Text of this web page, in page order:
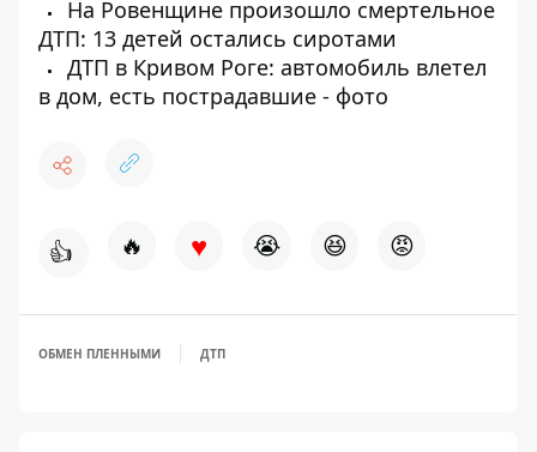
На Ровенщине произошло смертельное
ДТП: 13 детей остались сиротами
ДТП в Кривом Роге: автомобиль влетел
в дом, есть пострадавшие - фото
👍 🔥 ♥ 😭 😆 😡
ОБМЕН ПЛЕННЫМИ ДТП